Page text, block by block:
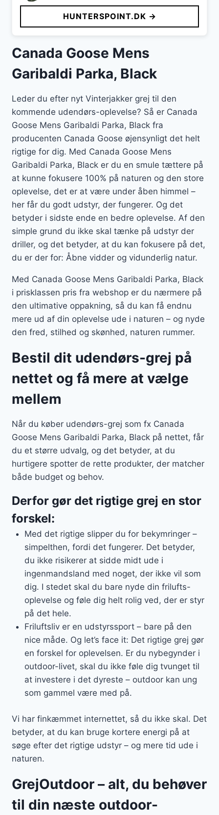
HUNTERSPOINT.DK →
Canada Goose Mens
Garibaldi Parka, Black
Leder du efter nyt Vinterjakker grej til den
kommende udendørs-oplevelse? Så er Canada
Goose Mens Garibaldi Parka, Black fra
producenten Canada Goose øjensynligt det helt
rigtige for dig. Med Canada Goose Mens
Garibaldi Parka, Black er du en smule tættere på
at kunne fokusere 100% på naturen og den store
oplevelse, det er at være under åben himmel –
her får du godt udstyr, der fungerer. Og det
betyder i sidste ende en bedre oplevelse. Af den
simple grund du ikke skal tænke på udstyr der
driller, og det betyder, at du kan fokusere på det,
du er der for: Åbne vidder og vidunderlig natur.
Med Canada Goose Mens Garibaldi Parka, Black
i prisklassen pris fra webshop er du nærmere på
den ultimative oppakning, så du kan få endnu
mere ud af din oplevelse ude i naturen – og nyde
den fred, stilhed og skønhed, naturen rummer.
Bestil dit udendørs-grej på
nettet og få mere at vælge
mellem
Når du køber udendørs-grej som fx Canada
Goose Mens Garibaldi Parka, Black på nettet, får
du et større udvalg, og det betyder, at du
hurtigere spotter de rette produkter, der matcher
både budget og behov.
Derfor gør det rigtige grej en stor
forskel:
Med det rigtige slipper du for bekymringer –
simpelthen, fordi det fungerer. Det betyder,
du ikke risikerer at sidde midt ude i
ingenmandsland med noget, der ikke vil som
dig. I stedet skal du bare nyde din frilufts-
oplevelse og føle dig helt rolig ved, der er styr
på det hele.
Friluftsliv er en udstyrssport – bare på den
nice måde. Og let’s face it: Det rigtige grej gør
en forskel for oplevelsen. Er du nybegynder i
outdoor-livet, skal du ikke føle dig tvunget til
at investere i det dyreste – outdoor kan ung
som gammel være med på.
Vi har finkæmmet internettet, så du ikke skal. Det
betyder, at du kan bruge kortere energi på at
søge efter det rigtige udstyr – og mere tid ude i
naturen.
GrejOutdoor – alt, du behøver
til din næste outdoor-